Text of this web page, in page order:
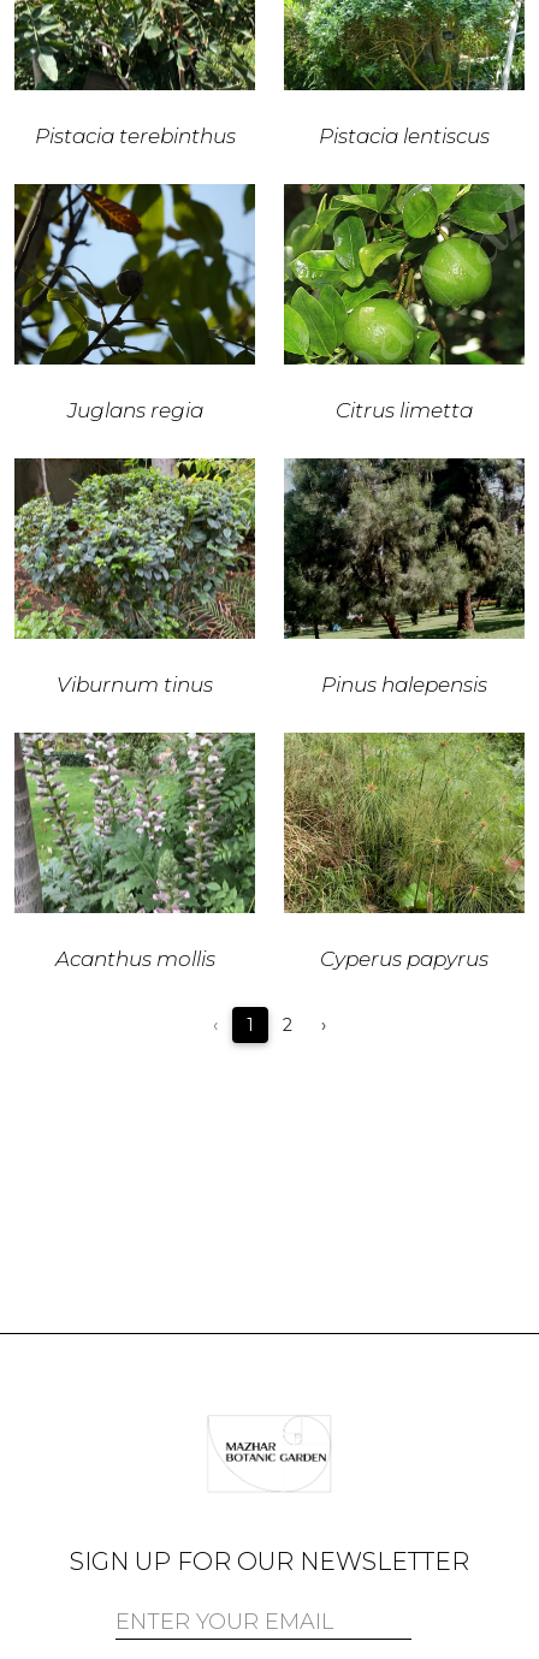
Pistacia terebinthus Pistacia lentiscus
Juglans regia Citrus limetta
Viburnum tinus Pinus halepensis
Acanthus mollis Cyperus papyrus
‹ 1 2 ›
SIGN UP FOR OUR NEWSLETTER